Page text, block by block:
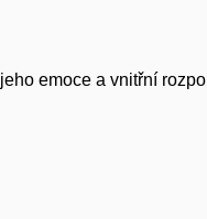
emoce a vnitřní